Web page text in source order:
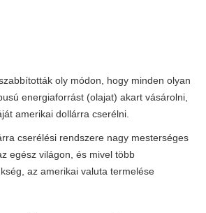
oly módon, hogy minden olyan
energiaforrást (olajat) akart vásárolni,
amerikai dollárra cserélni.
cserélési rendszere nagy mesterséges
egész világon, és mivel több
az amerikai valuta termelése